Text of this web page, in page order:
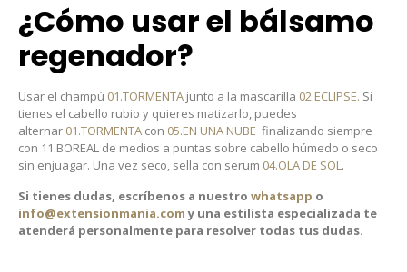
¿Cómo usar el bálsamo
regenador?
Usar el champú 01.TORMENTA junto a la mascarilla 02.ECLIPSE. Si
tienes el cabello rubio y quieres matizarlo, puedes
alternar 01.TORMENTA con 05.EN UNA NUBE finalizando siempre
con 11.BOREAL de medios a puntas sobre cabello húmedo o seco
sin enjuagar. Una vez seco, sella con serum 04.OLA DE SOL.
Si tienes dudas, escríbenos a nuestro whatsapp o
info@extensionmania.comy una estilista especializada te
atenderá personalmente para resolver todas tus dudas.